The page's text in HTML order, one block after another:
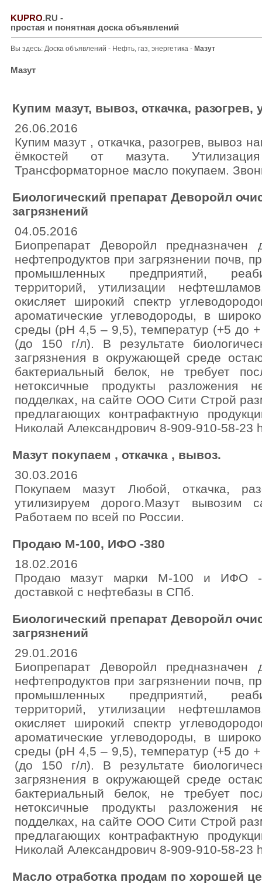
KUPRO.RU -
простая и понятная доска объявлений
Вы здесь: Доска объявлений - Нефть, газ, энергетика - Мазут
Мазут
Купим мазут, вывоз, откачка, разогрев,
26.06.2016
Купим мазут , откачка, разогрев, вывоз
ёмкостей от мазута.
Трансформаторное масло покупаем.
Биологический препарат Деворойл
загрязнений
04.05.2016
Биопрепарат Деворойл
нефтепродуктов при загрязнении почв,
промышленных предприятий,
территорий, утилизации
окисляет широкий спектр
ароматические углеводороды, в
среды (рН 4,5 – 9,5), температур (+5 до
(до 150 г/л). В результате
загрязнения в окружающей среде
бактериальный белок, не требует
нетоксичные продукты разложения
подделках, на сайте ООО Сити Строй
предлагающих контрафактную
Николай Александрович 8-909-910-58-23
Мазут покупаем , откачка , вывоз.
30.03.2016
Покупаем мазут Любой, откачка,
утилизируем дорого.Мазут вывозим
Работаем по всей по России.
Продаю М-100, ИФО -380
18.02.2016
Продаю мазут марки М-100 и ИФО -
доставкой с нефтебазы в СПб.
Биологический препарат Деворойл
загрязнений
29.01.2016
Биопрепарат Деворойл
нефтепродуктов при загрязнении почв,
промышленных предприятий,
территорий, утилизации
окисляет широкий спектр
ароматические углеводороды, в
среды (рН 4,5 – 9,5), температур (+5 до
(до 150 г/л). В результате
загрязнения в окружающей среде
бактериальный белок, не требует
нетоксичные продукты разложения
подделках, на сайте ООО Сити Строй
предлагающих контрафактную
Николай Александрович 8-909-910-58-23
Масло отработка продам по хорошей